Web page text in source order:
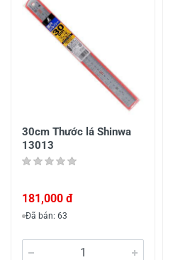
30cm Thước lá Shinwa
13013
181,000 đ
Đã bán: 63